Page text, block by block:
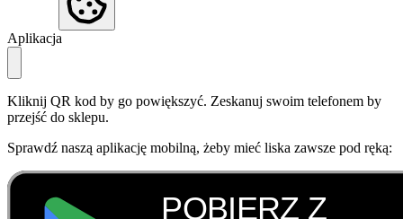
Aplikacja
Kliknij QR kod by go powiększyć. Zeskanuj swoim telefonem by
przejść do sklepu.
Sprawdź naszą aplikację mobilną, żeby mieć liska zawsze pod ręką: